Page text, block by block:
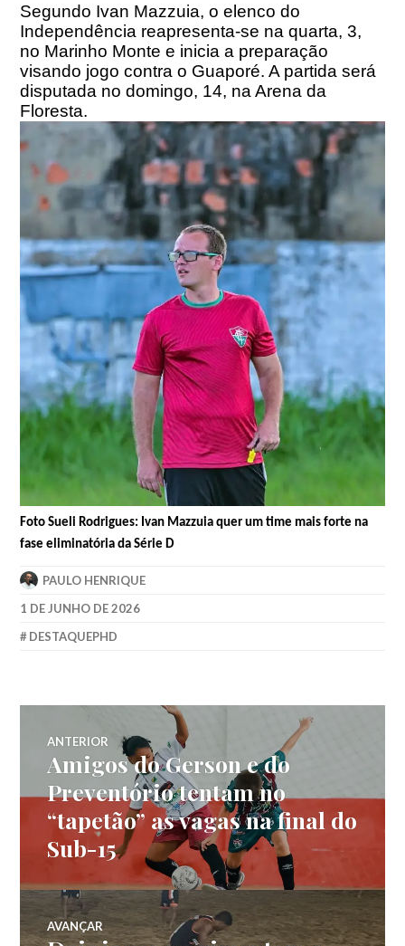
Segundo Ivan Mazzuia, o elenco do
Independência reapresenta-se na quarta, 3,
no Marinho Monte e inicia a preparação
visando jogo contra o Guaporé. A partida será
disputada no domingo, 14, na Arena da
Floresta.
Foto Sueli Rodrigues: Ivan Mazzuia quer um time mais forte na
fase eliminatória da Série D
PAULO HENRIQUE
1 DE JUNHO DE 2026
DESTAQUEPHD
ANTERIOR
Amigos do Gerson e do
Preventório tentam no
“tapetão” as vagas na final do
Sub-15
AVANÇAR